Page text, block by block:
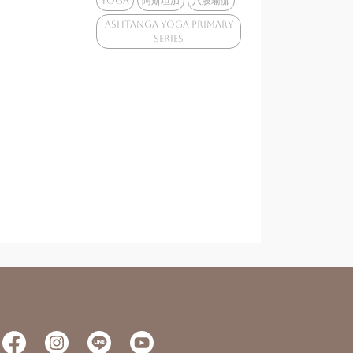
Ashtanga Yoga Primary
Series